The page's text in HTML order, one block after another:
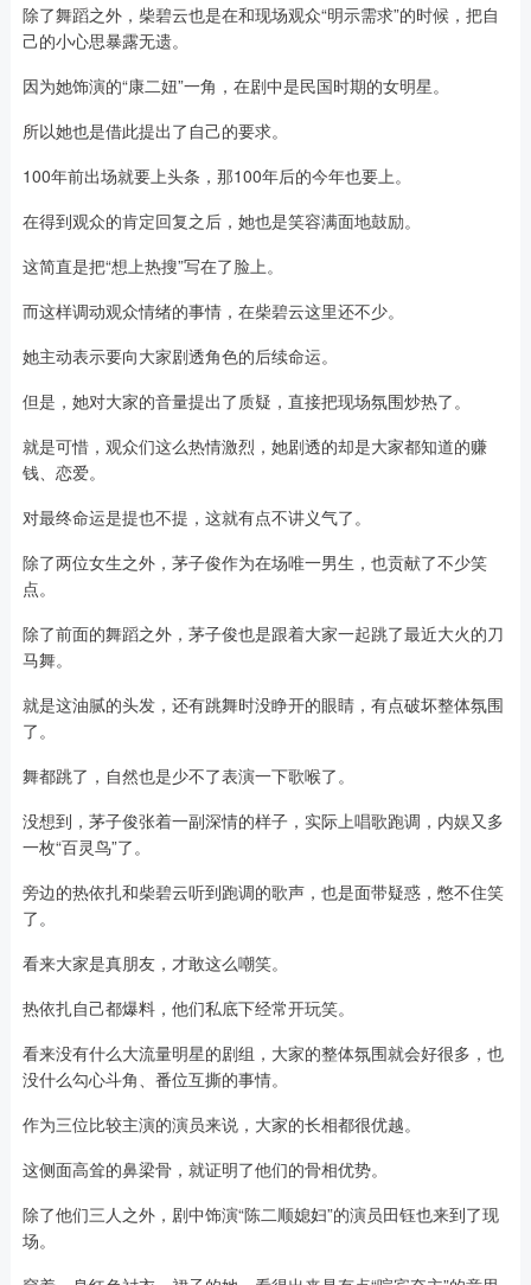
除了舞蹈之外，柴碧云也是在和现场观众“明示需求”的时候，把自
己的小心思暴露无遗。
因为她饰演的“康二妞”一角，在剧中是民国时期的女明星。
所以她也是借此提出了自己的要求。
100年前出场就要上头条，那100年后的今年也要上。
在得到观众的肯定回复之后，她也是笑容满面地鼓励。
这简直是把“想上热搜”写在了脸上。
而这样调动观众情绪的事情，在柴碧云这里还不少。
她主动表示要向大家剧透角色的后续命运。
但是，她对大家的音量提出了质疑，直接把现场氛围炒热了。
就是可惜，观众们这么热情激烈，她剧透的却是大家都知道的赚
钱、恋爱。
对最终命运是提也不提，这就有点不讲义气了。
除了两位女生之外，茅子俊作为在场唯一男生，也贡献了不少笑
点。
除了前面的舞蹈之外，茅子俊也是跟着大家一起跳了最近大火的刀
马舞。
就是这油腻的头发，还有跳舞时没睁开的眼睛，有点破坏整体氛围
了。
舞都跳了，自然也是少不了表演一下歌喉了。
没想到，茅子俊张着一副深情的样子，实际上唱歌跑调，内娱又多
一枚“百灵鸟”了。
旁边的热依扎和柴碧云听到跑调的歌声，也是面带疑惑，憋不住笑
了。
看来大家是真朋友，才敢这么嘲笑。
热依扎自己都爆料，他们私底下经常开玩笑。
看来没有什么大流量明星的剧组，大家的整体氛围就会好很多，也
没什么勾心斗角、番位互撕的事情。
作为三位比较主演的演员来说，大家的长相都很优越。
这侧面高耸的鼻梁骨，就证明了他们的骨相优势。
除了他们三人之外，剧中饰演“陈二顺媳妇”的演员田钰也来到了现
场。